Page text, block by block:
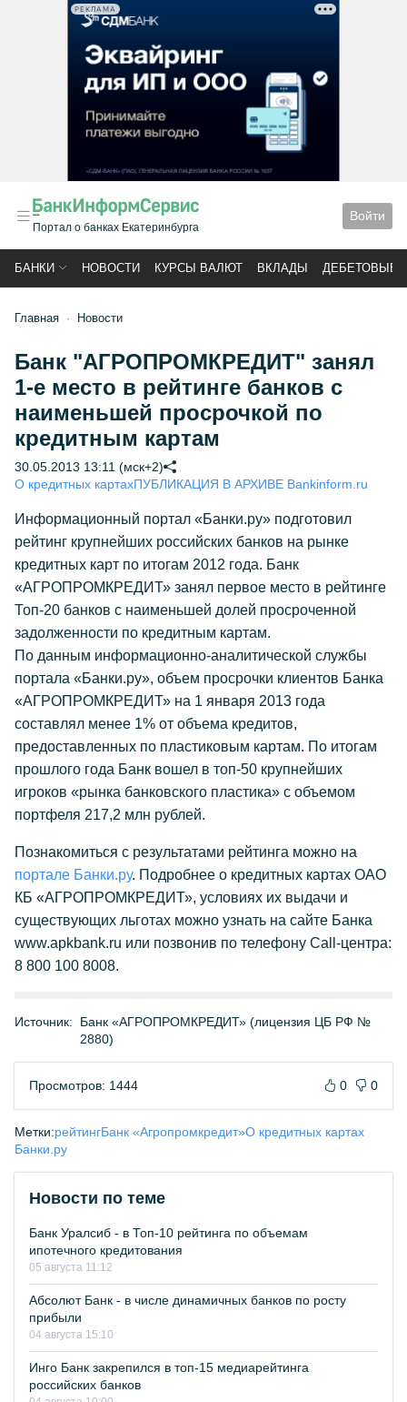
РЕКЛАМА
Портал о банках Екатеринбурга
Войти
БАНКИ НОВОСТИ КУРСЫ ВАЛЮТ ВКЛАДЫ ДЕБЕТОВЫЕ
Главная Новости
Банк "АГРОПРОМКРЕДИТ" занял
1-е место в рейтинге банков с
наименьшей просрочкой по
кредитным картам
30.05.2013 13:11 (мск+2)
О кредитных картахПУБЛИКАЦИЯ В АРХИВЕ Bankinform.ru
Информационный портал «Банки.ру» подготовил
рейтинг крупнейших российских банков на рынке
кредитных карт по итогам 2012 года. Банк
«АГРОПРОМКРЕДИТ» занял первое место в рейтинге
Топ-20 банков с наименьшей долей просроченной
задолженности по кредитным картам.
По данным информационно-аналитической службы
портала «Банки.ру», объем просрочки клиентов Банка
«АГРОПРОМКРЕДИТ» на 1 января 2013 года
составлял менее 1% от объема кредитов,
предоставленных по пластиковым картам. По итогам
прошлого года Банк вошел в топ-50 крупнейших
игроков «рынка банковского пластика» с объемом
портфеля 217,2 млн рублей.
Познакомиться с результатами рейтинга можно на
портале Банки.ру. Подробнее о кредитных картах ОАО
КБ «АГРОПРОМКРЕДИТ», условиях их выдачи и
существующих льготах можно узнать на сайте Банка
www.apkbank.ru или позвонив по телефону Сall-центра:
8 800 100 8008.
Источник:
Банк «АГРОПРОМКРЕДИТ» (лицензия ЦБ РФ №
2880)
Просмотров: 1444 0 0
Метки:рейтингБанк «Агропромкредит»О кредитных картах
Банки.ру
Новости по теме
Банк Уралсиб - в Топ-10 рейтинга по объемам
ипотечного кредитования
05 августа 11:12
Абсолют Банк - в числе динамичных банков по росту
прибыли
04 августа 15:10
Инго Банк закрепился в топ-15 медиарейтинга
российских банков